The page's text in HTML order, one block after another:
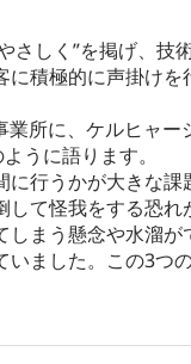
さしく”を掲げ、技
積極的に声掛け
所に、ケルヒャー
うに語ります。
行うかが大きな課
て怪我をする恐れ
まう懸念や水溜
ました。この3つ